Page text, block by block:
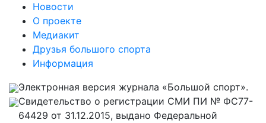
Новости
О проекте
Медиакит
Друзья большого спорта
Информация
Электронная версия журнала «Большой спорт».
Свидетельство о регистрации СМИ ПИ № ФС77-
64429 от 31.12.2015, выдано Федеральной